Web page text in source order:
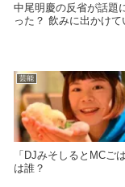
中尾明慶の反省が話題
った？ 飲みに出かけて
芸能
「DJみそしるとMCご
は誰？